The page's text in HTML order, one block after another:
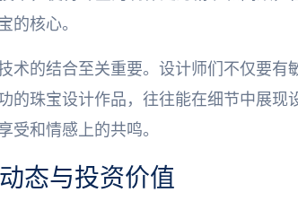
的核心。
术的结合至关重要。设计师们不仅要有
的珠宝设计作品，往往能在细节中展现
受和情感上的共鸣。
态与投资价值